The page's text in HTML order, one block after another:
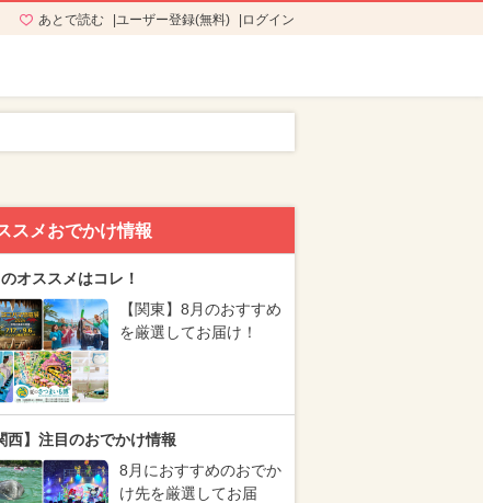
あとで読む ユーザー登録(無料) ログイン
スメおでかけ情報
オススメはコレ！
【関東】8月のおすすめ
を厳選してお届け！
西】注目のおでかけ情報
8月におすすめのおでか
け先を厳選してお届